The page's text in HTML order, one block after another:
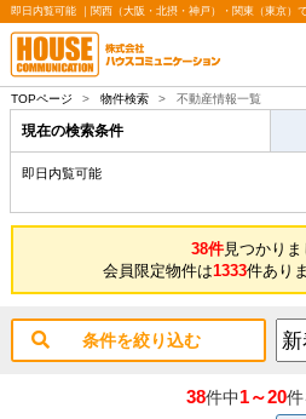
TOPページ > 物件検索 > 不動産情報一覧
現在の検索条件
即日内覧可能
38件見つかりま
会員限定物件は1333件あり
条件を絞り込む
38件中1～20